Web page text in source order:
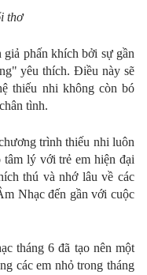
thơ
giả phấn khích bởi sự gần
yêu thích. Điều này sẽ
thiếu nhi không còn bó
tình.
trình thiếu nhi luôn
lý với trẻ em hiện đại
thú và nhớ lâu về các
Nhạc đến gần với cuộc
tháng 6 đã tạo nên một
các em nhỏ trong tháng